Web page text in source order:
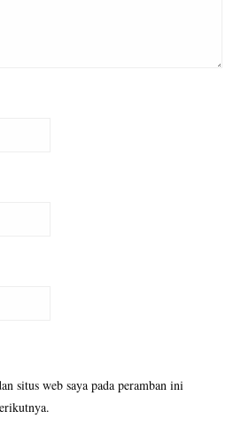
situs web saya pada peramban ini